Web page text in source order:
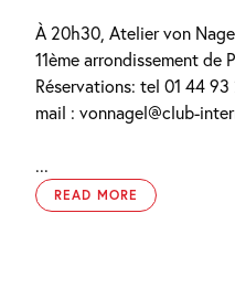
À 20h30, Atelier von
11ème arrondissement de
Réservations: tel 01 44
mail : vonnagel@club-
...
READ MORE